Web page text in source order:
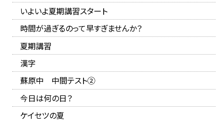
いよいよ夏期講習スタート
時間が過ぎるのって早すぎませんか？
夏期講習
漢字
蘇原中 中間テスト②
今日は何の日？
ケイセツの夏